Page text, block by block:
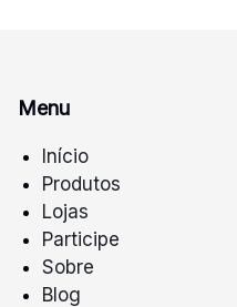
Menu
Início
Produtos
Lojas
Participe
Sobre
Blog